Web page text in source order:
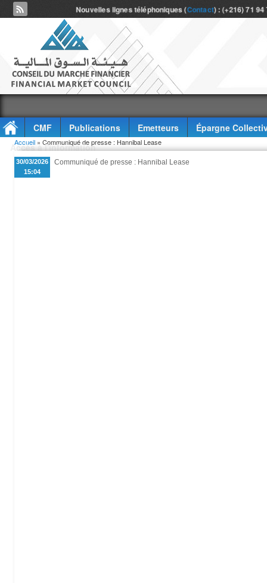
Nouvelles lignes téléphoniques (Contact) : (+216) 71
CMF Publications Emetteurs
Épargne
Accès à l'information
Vous êtes ici
Accueil » Communiqué de presse : Hannibal Lease
30/03/2026
15:04
Communiqué de presse : Hannibal Lease